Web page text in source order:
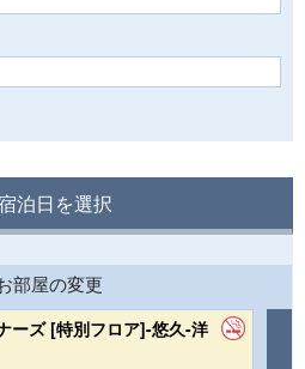
泊日を選択
部屋の変更
ーズ [特別フロア]-悠久-洋